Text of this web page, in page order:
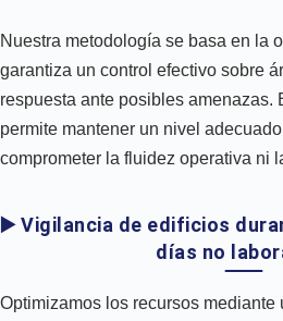
Nuestra metodología se basa en la
garantiza un control efectivo sobre
respuesta ante posibles amenazas.
permite mantener un nivel
comprometer la fluidez operativa ni
▶️ Vigilancia de edificios
días no
Optimizamos los recursos mediante